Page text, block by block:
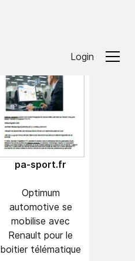
Login
pa-sport.fr
Optimum
automotive se
mobilise avec
Renault pour le
boitier télématique